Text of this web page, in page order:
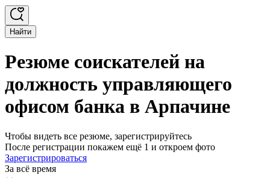
Найти
Резюме соискателей на
должность управляющего
офисом банка в Арпачине
Чтобы видеть все резюме, зарегистрируйтесь
После регистрации покажем ещё 1 и откроем фото
Зарегистрироваться
За всё время